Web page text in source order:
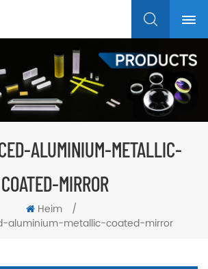
ALUMINIUM-METALLIC-
COATED-MIRROR
Heim
/
aluminium-metallic-coated-mirror